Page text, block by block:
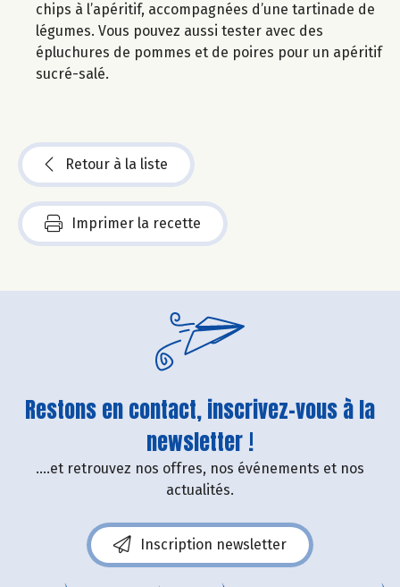
chips à l’apéritif, accompagnées d’une tartinade de
légumes. Vous pouvez aussi tester avec des
épluchures de pommes et de poires pour un apéritif
sucré-salé.
Retour à la liste
Imprimer la recette
Restons en contact, inscrivez-vous à la
newsletter !
....et retrouvez nos offres, nos événements et nos
actualités.
Inscription newsletter